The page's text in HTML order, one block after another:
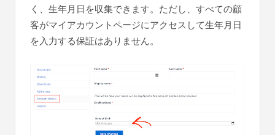
く、生年月日を収集できます。ただし、すべての顧
客がマイアカウントページにアクセスして生年月日
を入力する保証はありません。